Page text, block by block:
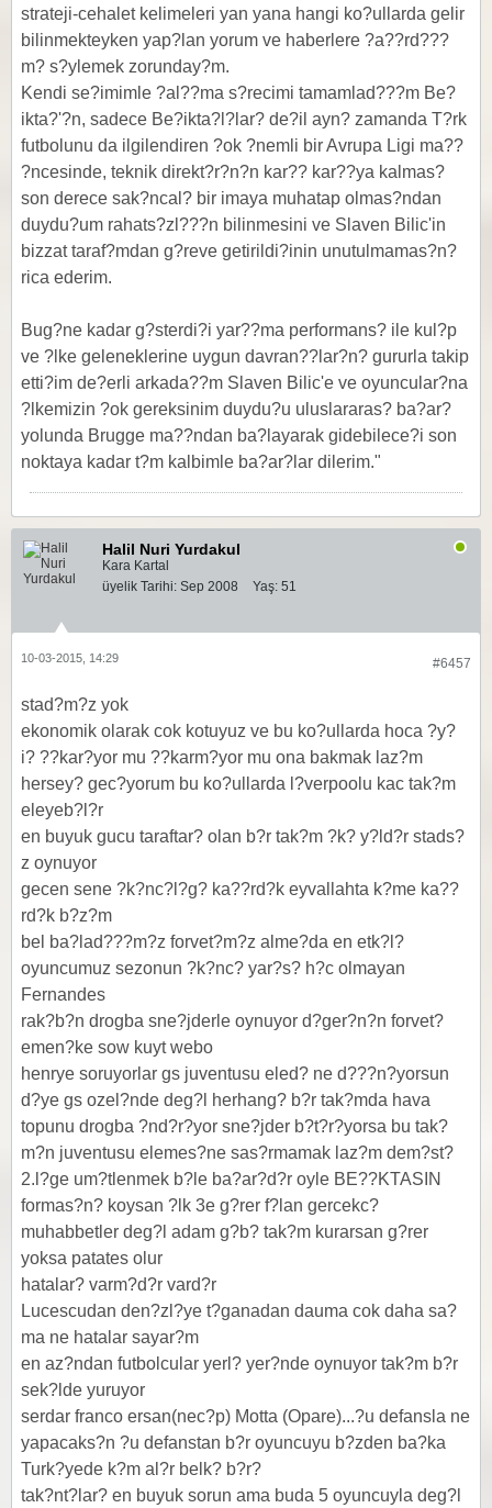
strateji-cehalet kelimeleri yan yana hangi ko?ullarda gelir
bilinmekteyken yap?lan yorum ve haberlere ?a??rd???
m? s?ylemek zorunday?m.
Kendi se?imimle ?al??ma s?recimi tamamlad???m Be?
ikta?'?n, sadece Be?ikta?l?lar? de?il ayn? zamanda T?rk
futbolunu da ilgilendiren ?ok ?nemli bir Avrupa Ligi ma??
?ncesinde, teknik direkt?r?n?n kar?? kar??ya kalmas?
son derece sak?ncal? bir imaya muhatap olmas?ndan
duydu?um rahats?zl???n bilinmesini ve Slaven Bilic'in
bizzat taraf?mdan g?reve getirildi?inin unutulmamas?n?
rica ederim.
Bug?ne kadar g?sterdi?i yar??ma performans? ile kul?p
ve ?lke geleneklerine uygun davran??lar?n? gururla takip
etti?im de?erli arkada??m Slaven Bilic'e ve oyuncular?na
?lkemizin ?ok gereksinim duydu?u uluslararas? ba?ar?
yolunda Brugge ma??ndan ba?layarak gidebilece?i son
noktaya kadar t?m kalbimle ba?ar?lar dilerim."
Halil Nuri Yurdakul
Kara Kartal
üyelik Tarihi: Sep 2008 Yaş: 51
#6457
10-03-2015, 14:29
stad?m?z yok
ekonomik olarak cok kotuyuz ve bu ko?ullarda hoca ?y?
i? ??kar?yor mu ??karm?yor mu ona bakmak laz?m
hersey? gec?yorum bu ko?ullarda l?verpoolu kac tak?m
eleyeb?l?r
en buyuk gucu taraftar? olan b?r tak?m ?k? y?ld?r stads?
z oynuyor
gecen sene ?k?nc?l?g? ka??rd?k eyvallahta k?me ka??
rd?k b?z?m
bel ba?lad???m?z forvet?m?z alme?da en etk?l?
oyuncumuz sezonun ?k?nc? yar?s? h?c olmayan
Fernandes
rak?b?n drogba sne?jderle oynuyor d?ger?n?n forvet?
emen?ke sow kuyt webo
henrye soruyorlar gs juventusu eled? ne d???n?yorsun
d?ye gs ozel?nde deg?l herhang? b?r tak?mda hava
topunu drogba ?nd?r?yor sne?jder b?t?r?yorsa bu tak?
m?n juventusu elemes?ne sas?rmamak laz?m dem?st?
2.l?ge um?tlenmek b?le ba?ar?d?r oyle BE??KTASIN
formas?n? koysan ?lk 3e g?rer f?lan gercekc?
muhabbetler deg?l adam g?b? tak?m kurarsan g?rer
yoksa patates olur
hatalar? varm?d?r vard?r
Lucescudan den?zl?ye t?ganadan dauma cok daha sa?
ma ne hatalar sayar?m
en az?ndan futbolcular yerl? yer?nde oynuyor tak?m b?r
sek?lde yuruyor
serdar franco ersan(nec?p) Motta (Opare)...?u defansla ne
yapacaks?n ?u defanstan b?r oyuncuyu b?zden ba?ka
Turk?yede k?m al?r belk? b?r?
tak?nt?lar? en buyuk sorun ama buda 5 oyuncuyla deg?l